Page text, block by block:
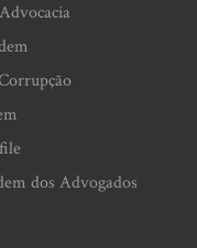
dos Advogados